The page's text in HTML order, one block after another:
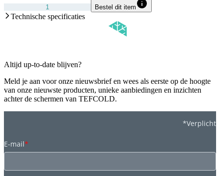
Bestel dit item
Technische specificaties
Altijd up-to-date blijven?
Meld je aan voor onze nieuwsbrief en wees als eerste op de hoogte
van onze nieuwste producten, unieke aanbiedingen en inzichten
achter de schermen van TEFCOLD.
*Verplicht
E-mail*